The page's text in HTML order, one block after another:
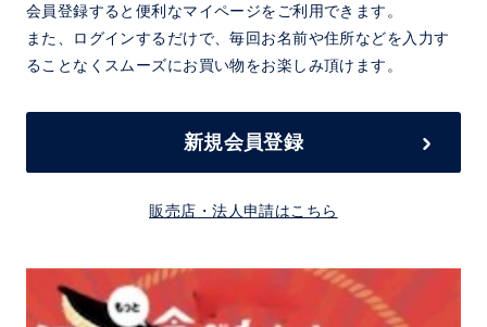
会員登録すると便利なマイページをご利用できます。
また、ログインするだけで、毎回お名前や住所などを入力す
ることなくスムーズにお買い物をお楽しみ頂けます。
新規会員登録
販売店・法人申請はこちら